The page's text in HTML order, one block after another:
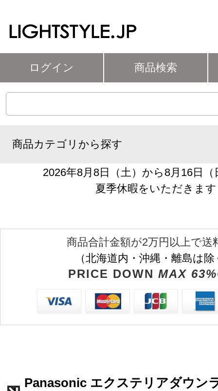
ログイン 商品検索
商品カテゴリから探す
2026年8月8日（土）から8月16日
夏季休暇をいただきます
商品合計金額が2万円以上で送
（北海道内・沖縄・離島は
PRICE DOWN MAX
Panasonic エクステリアダウン